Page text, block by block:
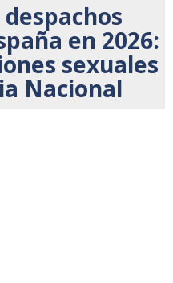
en 2026:
sexuales
Nacional